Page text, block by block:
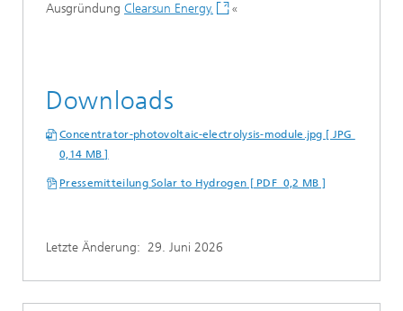
Ausgründung Clearsun Energy. «
Downloads
Concentrator-photovoltaic-electrolysis-module.jpg [ JPG
0,14 MB ]
Pressemitteilung Solar to Hydrogen [ PDF 0,2 MB ]
Letzte Änderung: 29. Juni 2026